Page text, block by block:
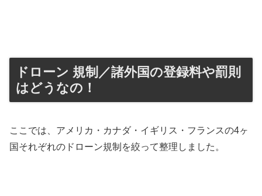
ドローン 規制／諸外国の登録料や罰則
はどうなの！
ここでは、アメリカ・カナダ・イギリス・フランスの4ヶ
国それぞれのドローン規制を絞って整理しました。